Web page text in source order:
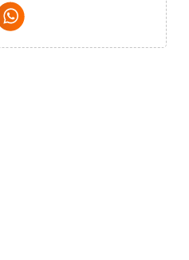
Whatsapp Social Media